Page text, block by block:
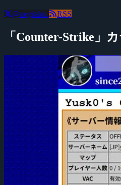
@negitaku RSS
「Counter-Strike」